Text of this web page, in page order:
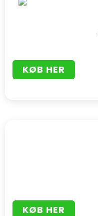
KØB HER
KØB HER